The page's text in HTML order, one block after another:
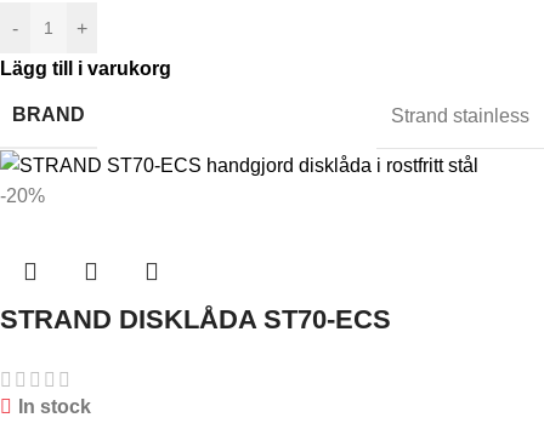
-
+
Lägg till i varukorg
BRAND Strand stainless
-20%
STRAND DISKLÅDA ST70-ECS
In stock